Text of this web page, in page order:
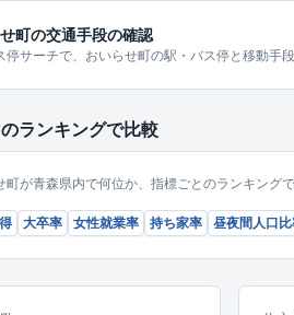
町の交通手段の確認
停サーチで、おいらせ町の駅・バス停と移動手
ランキングで比較
町が青森県内で何位か、指標ごとのランキングで
大卒率 女性就業率 持ち家率 昼夜間人口